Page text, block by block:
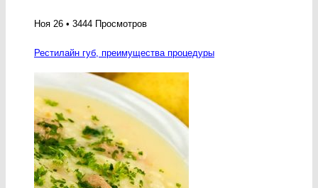
Ноя 26 • 3444 Просмотров
Рестилайн губ, преимущества процедуры